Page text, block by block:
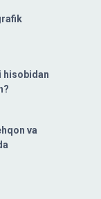
hisobidan
va